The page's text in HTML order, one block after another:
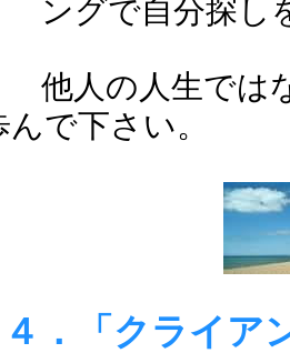
分探しをし
他人の人生では
んで下さい。
４．「クライア